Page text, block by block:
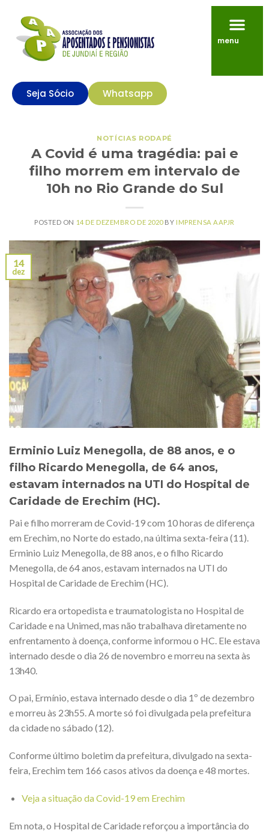
menu
Seja Sócio Whatsapp
NOTÍCIAS RODAPÉ
A Covid é uma tragédia: pai e
filho morrem em intervalo de
10h no Rio Grande do Sul
POSTED ON 14 DE DEZEMBRO DE 2020BY IMPRENSA AAPJR
14
dez
Erminio Luiz Menegolla, de 88 anos, e o
filho Ricardo Menegolla, de 64 anos,
estavam internados na UTI do Hospital de
Caridade de Erechim (HC).
Pai e filho morreram de Covid-19 com 10 horas de diferença
em Erechim, no Norte do estado, na última sexta-feira (11).
Erminio Luiz Menegolla, de 88 anos, e o filho Ricardo
Menegolla, de 64 anos, estavam internados na UTI do
Hospital de Caridade de Erechim (HC).
Ricardo era ortopedista e traumatologista no Hospital de
Caridade e na Unimed, mas não trabalhava diretamente no
enfrentamento à doença, conforme informou o HC. Ele estava
internado desde o dia 26 de novembro e morreu na sexta às
13h40.
O pai, Ermínio, estava internado desde o dia 1º de dezembro
e morreu às 23h55. A morte só foi divulgada pela prefeitura
da cidade no sábado (12).
Conforme último boletim da prefeitura, divulgado na sexta-
feira, Erechim tem 166 casos ativos da doença e 48 mortes.
Veja a situação da Covid-19 em Erechim
Em nota, o Hospital de Caridade reforçou a importância do